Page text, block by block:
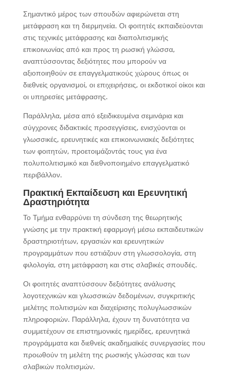
Σημαντικό μέρος των σπουδών αφιερώνεται στη
μετάφραση και τη διερμηνεία. Οι φοιτητές εκπαιδεύονται
στις τεχνικές μετάφρασης και διαπολιτισμικής
επικοινωνίας από και προς τη ρωσική γλώσσα,
αναπτύσσοντας δεξιότητες που μπορούν να
αξιοποιηθούν σε επαγγελματικούς χώρους όπως οι
διεθνείς οργανισμοί, οι επιχειρήσεις, οι εκδοτικοί οίκοι και
οι υπηρεσίες μετάφρασης.
Παράλληλα, μέσα από εξειδικευμένα σεμινάρια και
σύγχρονες διδακτικές προσεγγίσεις, ενισχύονται οι
γλωσσικές, ερευνητικές και επικοινωνιακές δεξιότητες
των φοιτητών, προετοιμάζοντάς τους για ένα
πολυπολιτισμικό και διεθνοποιημένο επαγγελματικό
περιβάλλον.
Πρακτική Εκπαίδευση και Ερευνητική
Δραστηριότητα
Το Τμήμα ενθαρρύνει τη σύνδεση της θεωρητικής
γνώσης με την πρακτική εφαρμογή μέσω εκπαιδευτικών
δραστηριοτήτων, εργασιών και ερευνητικών
προγραμμάτων που εστιάζουν στη γλωσσολογία, στη
φιλολογία, στη μετάφραση και στις σλαβικές σπουδές.
Οι φοιτητές αναπτύσσουν δεξιότητες ανάλυσης
λογοτεχνικών και γλωσσικών δεδομένων, συγκριτικής
μελέτης πολιτισμών και διαχείρισης πολυγλωσσικών
πληροφοριών. Παράλληλα, έχουν τη δυνατότητα να
συμμετέχουν σε επιστημονικές ημερίδες, ερευνητικά
προγράμματα και διεθνείς ακαδημαϊκές συνεργασίες που
προωθούν τη μελέτη της ρωσικής γλώσσας και των
σλαβικών πολιτισμών.